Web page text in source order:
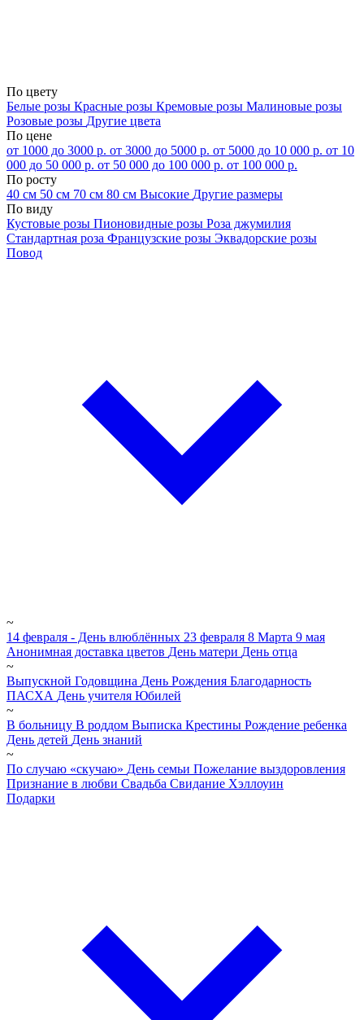
По цвету
Белые розы Красные розы Кремовые розы Малиновые розы
Розовые розы Другие цвета
По цене
от 1000 до 3000 р. от 3000 до 5000 р. от 5000 до 10 000 р. от 10
000 до 50 000 р. от 50 000 до 100 000 р. от 100 000 р.
По росту
40 см 50 см 70 см 80 см Высокие Другие размеры
По виду
Кустовые розы Пионовидные розы Роза джумилия
Стандартная роза Французские розы Эквадорские розы
Повод
~
14 февраля - День влюблённых 23 февраля 8 Марта 9 мая
Анонимная доставка цветов День матери День отца
~
Выпускной Годовщина День Рождения Благодарность
ПАСХА День учителя Юбилей
~
В больницу В роддом Выписка Крестины Рождение ребенка
День детей День знаний
~
По случаю «скучаю» День семьи Пожелание выздоровления
Признание в любви Свадьба Свидание Хэллоуин
Подарки